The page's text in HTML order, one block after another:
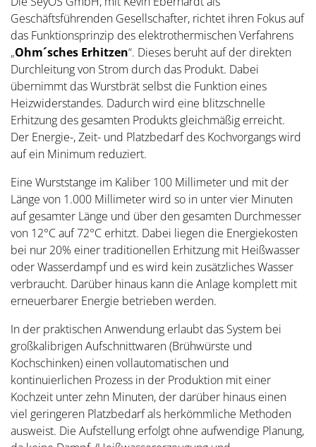
Geschäftsführenden Gesellschafter, richtet ihren Fokus auf
das Funktionsprinzip des elektrothermischen Verfahrens
„Ohm´sches Erhitzen“. Dieses beruht auf der direkten
Durchleitung von Strom durch das Produkt. Dabei
übernimmt das Wurstbrät selbst die Funktion eines
Heizwiderstandes. Dadurch wird eine blitzschnelle
Erhitzung des gesamten Produkts gleichmäßig erreicht.
Der Energie-, Zeit- und Platzbedarf des Kochvorgangs wird
auf ein Minimum reduziert.
Eine Wurststange im Kaliber 100 Millimeter und mit der
Länge von 1.000 Millimeter wird so in unter vier Minuten
auf gesamter Länge und über den gesamten Durchmesser
von 12°C auf 72°C erhitzt. Dabei liegen die Energiekosten
bei nur 20% einer traditionellen Erhitzung mit Heißwasser
oder Wasserdampf und es wird kein zusätzliches Wasser
verbraucht. Darüber hinaus kann die Anlage komplett mit
erneuerbarer Energie betrieben werden.
In der praktischen Anwendung erlaubt das System bei
großkalibrigen Aufschnittwaren (Brühwürste und
Kochschinken) einen vollautomatischen und
kontinuierlichen Prozess in der Produktion mit einer
Kochzeit unter zehn Minuten, der darüber hinaus einen
viel geringeren Platzbedarf als herkömmliche Methoden
ausweist. Die Aufstellung erfolgt ohne aufwendige Planung,